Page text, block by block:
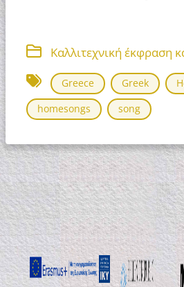
Καλλιτεχνική έκφραση
Greece Greek
homesongs
song